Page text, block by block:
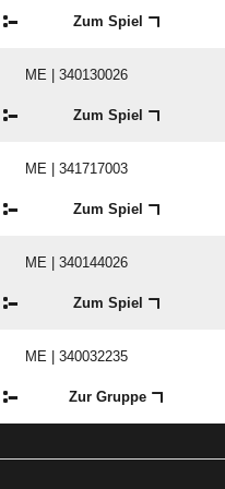
: Zum Spiel
ME | 340130026
: Zum Spiel
ME | 341717003
: Zum Spiel
ME | 340144026
: Zum Spiel
ME | 340032235
: Zur Gruppe